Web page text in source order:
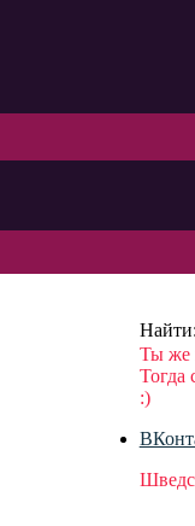
Найти:
Ты же
Тогда
:)